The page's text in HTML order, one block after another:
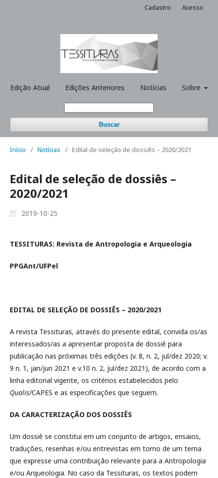
Edição Atual Edições Anteriores Notícias Sobre
Buscar
Cadastro Acesso
Início / Notícias / Edital de seleção de dossiês – 2020/2021
Edital de seleção de dossiês –
2020/2021
2019-10-25
TESSITURAS: Revista de Antropologia e Arqueologia
PPGAnt/UFPel
EDITAL DE SELEÇÃO DE DOSSIÊS – 2020/2021
A revista Tessituras, através do presente edital, convida os/as
interessados/as a apresentar proposta de dossiê para
publicação nas próximas três edições (v. 8, n. 2, jul/dez 2020; v.
9 n. 1, jan/jun 2021 e v.10 n. 2, jul/dez 2021), de acordo com a
linha editorial vigente, os critérios estabelecidos pelo
Qualis/CAPES e as especificações que seguem.
DA CARACTERIZAÇÃO DOS DOSSIÊS
Um dossiê se constitui em um conjunto de artigos, ensaios,
traduções, resenhas e/ou entrevistas em torno de um tema
que expresse uma contribuição relevante para a Antropologia
e/ou Arqueologia. No caso da Tessituras, os textos podem